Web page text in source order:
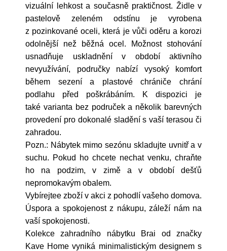
vizuální lehkost a současně praktičnost. Židle v
pastelově zeleném odstínu je vyrobena
z pozinkované oceli, která je vůči oděru a korozi
odolnější než běžná ocel. Možnost stohování
usnadňuje uskladnění v období aktivního
nevyužívání, područky nabízí vysoký komfort
během sezení a plastové chrániče chrání
podlahu před poškrábáním. K dispozici je
také varianta bez područek a několik barevných
provedení pro dokonalé sladění s vaší terasou či
zahradou.
Pozn.: Nábytek mimo sezónu skladujte uvnitř a v
suchu. Pokud ho chcete nechat venku, chraňte
ho na podzim, v zimě a v období dešťů
nepromokavým obalem.
Vybírejtee zboží v akci z pohodlí vašeho domova.
Úspora a spokojenost z nákupu, záleží nám na
vaší spokojenosti.
Kolekce zahradního nábytku Brai od značky
Kave Home vyniká minimalistickým designem s